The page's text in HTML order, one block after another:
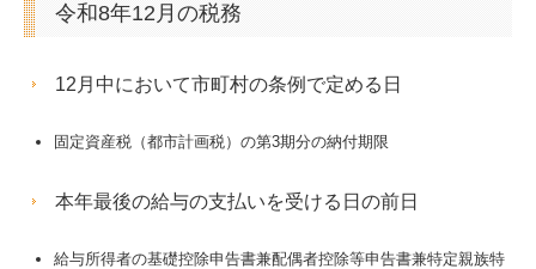
令和8年12月の税務
12月中において市町村の条例で定める日
固定資産税（都市計画税）の第3期分の納付期限
本年最後の給与の支払いを受ける日の前日
給与所得者の基礎控除申告書兼配偶者控除等申告書兼特定親族特